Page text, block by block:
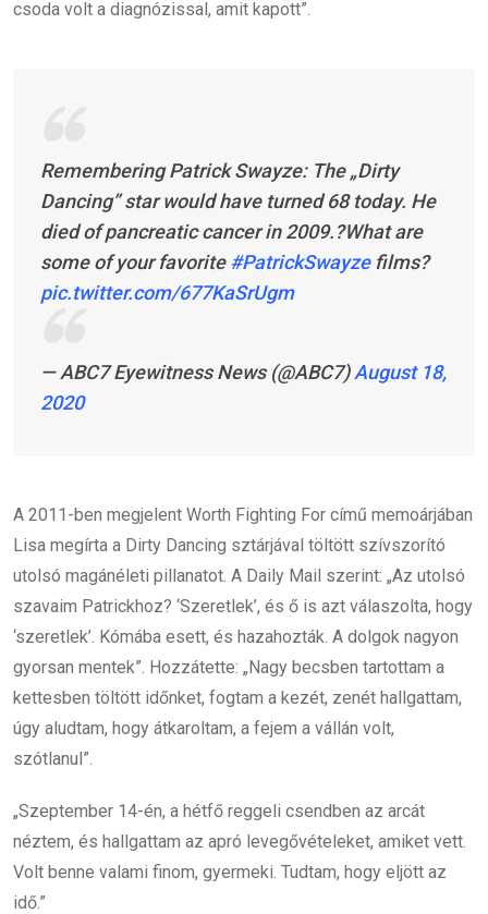
csoda volt a diagnózissal, amit kapott”.
Remembering Patrick Swayze: The „Dirty
Dancing” star would have turned 68 today. He
died of pancreatic cancer in 2009.?What are
some of your favorite #PatrickSwayzefilms?
pic.twitter.com/677KaSrUgm
— ABC7 Eyewitness News (@ABC7)August 18,
2020
A 2011-ben megjelent Worth Fighting For című memoárjában
Lisa megírta a Dirty Dancing sztárjával töltött szívszorító
utolsó magánéleti pillanatot. A Daily Mail szerint: „Az utolsó
szavaim Patrickhoz? ‘Szeretlek’, és ő is azt válaszolta, hogy
‘szeretlek’. Kómába esett, és hazahozták. A dolgok nagyon
gyorsan mentek”. Hozzátette: „Nagy becsben tartottam a
kettesben töltött időnket, fogtam a kezét, zenét hallgattam,
úgy aludtam, hogy átkaroltam, a fejem a vállán volt,
szótlanul”.
„Szeptember 14-én, a hétfő reggeli csendben az arcát
néztem, és hallgattam az apró levegővételeket, amiket vett.
Volt benne valami finom, gyermeki. Tudtam, hogy eljött az
idő.”